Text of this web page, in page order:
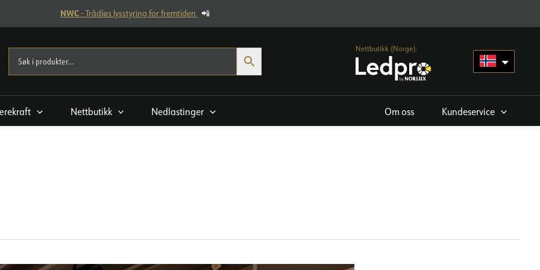
NWC- Trådløs lysstyring for fremtiden 📲
Nettbutikk (Norge):
Nettbutikk Nedlastinger Om oss Kundeservice